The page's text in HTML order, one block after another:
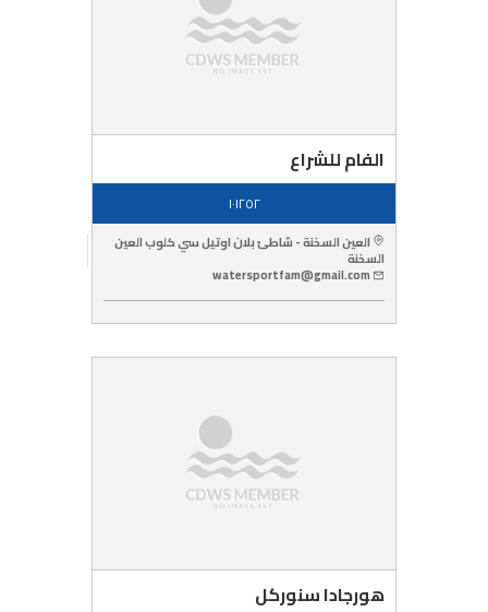
الفام للشراع
١٠١٢٥٢
العين السخنة - شاطئ بلان اوتيل سي كلوب العين
السخنة
watersportfam@gmail.com
هورجادا سنوركل